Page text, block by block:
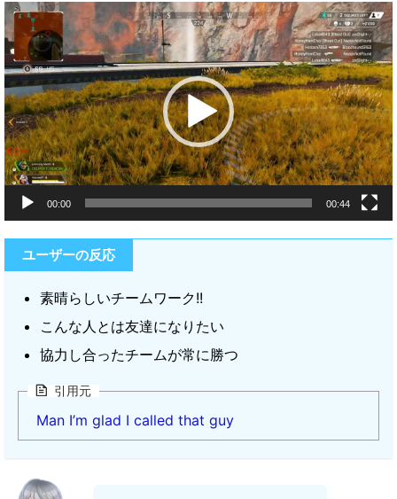
動
画
プ
レ
ー
ヤ
ー
00:00 00:44
ユーザーの反応
素晴らしいチームワーク!!
こんな人とは友達になりたい
協力し合ったチームが常に勝つ
引用元
Man I’m glad I called that guy